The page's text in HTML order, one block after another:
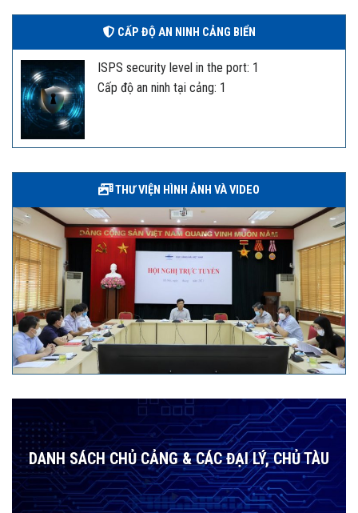
CẤP ĐỘ AN NINH CẢNG BIỂN
ISPS security level in the port: 1
Cấp độ an ninh tại cảng: 1
THƯ VIỆN HÌNH ẢNH VÀ VIDEO
DANH SÁCH CHỦ CẢNG & CÁC ĐẠI LÝ, CHỦ TÀU